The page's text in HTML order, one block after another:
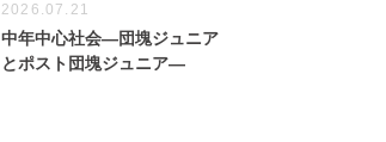
2026.07.21
中年中心社会―団塊ジュニア
とポスト団塊ジュニア―